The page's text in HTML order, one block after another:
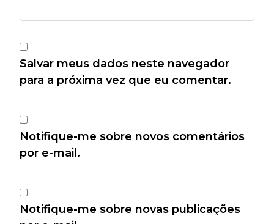
Salvar meus dados neste navegador
para a próxima vez que eu comentar.
Notifique-me sobre novos comentários
por e-mail.
Notifique-me sobre novas publicações